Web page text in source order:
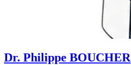
Dr. Philippe BOUCHER